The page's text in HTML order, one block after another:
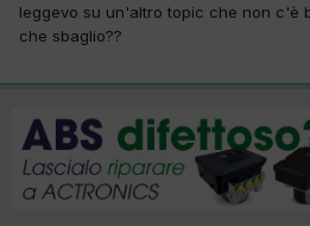
leggevo su un'altro topic che non c'è
che sbaglio??